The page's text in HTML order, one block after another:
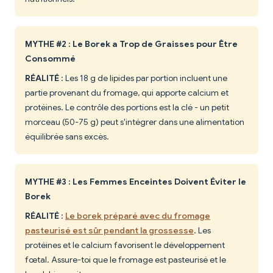
MYTHE #2 : Le Borek a Trop de Graisses pour Être
Consommé
RÉALITÉ : Les 18 g de lipides par portion incluent une
partie provenant du fromage, qui apporte calcium et
protéines. Le contrôle des portions est la clé - un petit
morceau (50-75 g) peut s'intégrer dans une alimentation
équilibrée sans excès.
MYTHE #3 : Les Femmes Enceintes Doivent Éviter le
Borek
RÉALITÉ : Le borek préparé avec du fromage
pasteurisé est sûr pendant la grossesse. Les
protéines et le calcium favorisent le développement
fœtal. Assure-toi que le fromage est pasteurisé et le